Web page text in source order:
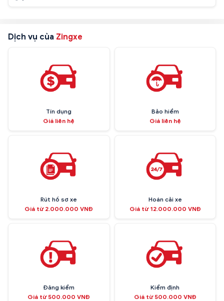
Dịch vụ của Zingxe
Tín dụng
Giá liên hệ
Bảo hiểm
Giá liên hệ
Rút hồ sơ xe
Giá từ 2.000.000 VNĐ
Hoán cải xe
Giá từ 12.000.000 VNĐ
Đăng kiểm
Giá từ 500.000 VNĐ
Kiểm định
Giá từ 500.000 VNĐ